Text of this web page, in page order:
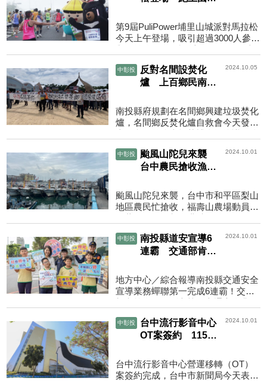
第9屆PuliPower埔里山城派對馬拉松
今天上午登場，吸引超過3000人參
中午恢復全線通車。2024...
中彰投
反對名間設焚化
爐 上百鄉民南投
2024.10.05
南投縣府規劃在名間鄉興建垃圾焚化
爐，名間鄉反焚化爐自救會今天發動
擊，沒有名間鄉產茶...
中彰投
颱風山陀兒來襲
台中農民搶收漁船
2024.10.01
颱風山陀兒來襲，台中市和平區梨山
地區農民忙搶收，福壽山農場動員採
禁止民眾進入的警戒範...
中彰投
南投縣道安宣導6
連霸 交通部肯定
2024.10.01
地方中心／綜合報導南投縣交通安全
宣導業務蟬聯第一完成6連霸！交通
｢公路監理」、｢交通安...
中彰投
台中流行影音中心
OT案簽約 115年
2024.10.01
台中流行影音中心營運移轉（OT）
案簽約完成，台中市新聞局今天表